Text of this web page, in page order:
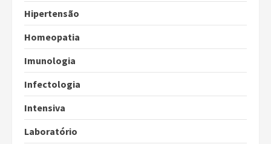
Hipertensão
Homeopatia
Imunologia
Infectologia
Intensiva
Laboratório